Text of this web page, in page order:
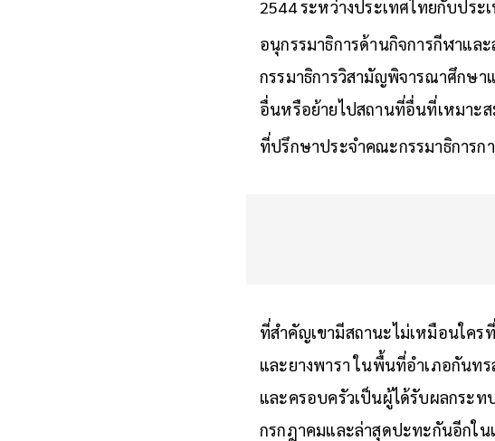
2544 ระหว่างประเทศไทยกับประ
อนุกรรมาธิการด้านกิจการกีฬาแล
กรรมาธิการวิสามัญพิจารณาศึกษา
อื่นหรือย้ายไปสถานที่อื่นที่เหมาะ
ที่ปรึกษาประจำคณะกรรมาธิการ
ที่สำคัญเขามีสถานะไม่เหมือนใคร
และยางพารา ในพื้นที่อำเภอกันท
และครอบครัวเป็นผู้ได้รับผลกระท
กรกฎาคมและล่าสุดปะทะกันอีกใน